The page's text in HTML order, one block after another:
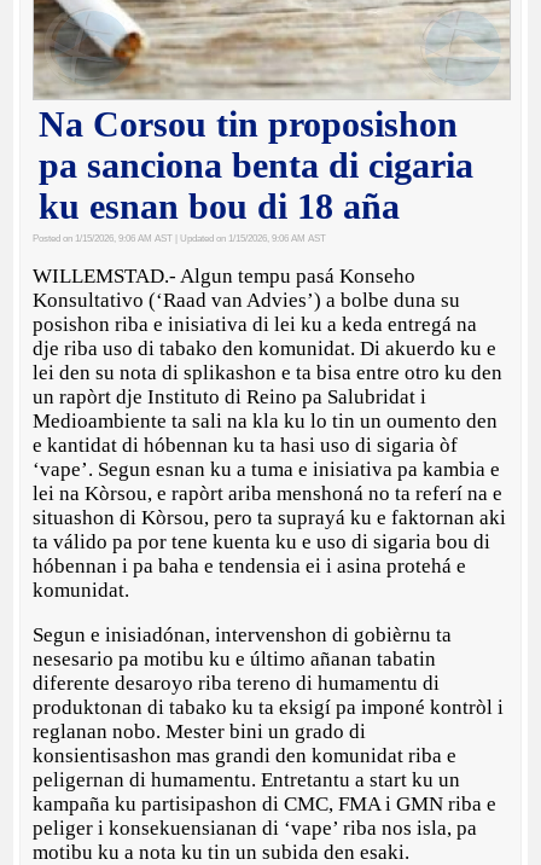
Na Corsou tin proposishon
pa sanciona benta di cigaria
ku esnan bou di 18 aña
Posted on 1/15/2026, 9:06 AM AST | Updated on 1/15/2026, 9:06 AM AST
WILLEMSTAD.- Algun tempu pasá Konseho
Konsultativo (‘Raad van Advies’) a bolbe duna su
posishon riba e inisiativa di lei ku a keda entregá na
dje riba uso di tabako den komunidat. Di akuerdo ku e
lei den su nota di splikashon e ta bisa entre otro ku den
un rapòrt dje Instituto di Reino pa Salubridat i
Medioambiente ta sali na kla ku lo tin un oumento den
e kantidat di hóbennan ku ta hasi uso di sigaria òf
‘vape’. Segun esnan ku a tuma e inisiativa pa kambia e
lei na Kòrsou, e rapòrt ariba menshoná no ta referí na e
situashon di Kòrsou, pero ta suprayá ku e faktornan aki
ta válido pa por tene kuenta ku e uso di sigaria bou di
hóbennan i pa baha e tendensia ei i asina protehá e
komunidat.
Segun e inisiadónan, intervenshon di gobièrnu ta
nesesario pa motibu ku e último añanan tabatin
diferente desaroyo riba tereno di humamentu di
produktonan di tabako ku ta eksigí pa imponé kontròl i
reglanan nobo. Mester bini un grado di
konsientisashon mas grandi den komunidat riba e
peligernan di humamentu. Entretantu a start ku un
kampaña ku partisipashon di CMC, FMA i GMN riba e
peliger i konsekuensianan di ‘vape’ riba nos isla, pa
motibu ku a nota ku tin un subida den esaki.